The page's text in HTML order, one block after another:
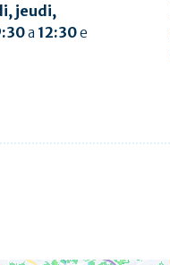
jeudi,
a 12:30e